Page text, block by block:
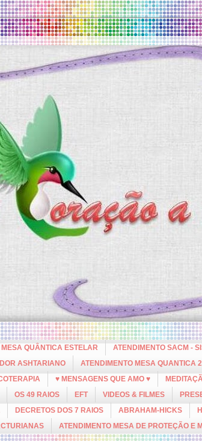
QUÂNTICA ESTELAR
ATENDIMENTO SACM -
ASHTARIANO
ATENDIMENTO MESA QUANTICA
♥ MENSAGENS QUE AMO ♥
OS 49 RAIOS EFT VIDEOS & FILMES
DECRETOS DOS 7 RAIOS ABRAHAM-HICKS
ATENDIMENTO MESA DE PROTEÇÃO E